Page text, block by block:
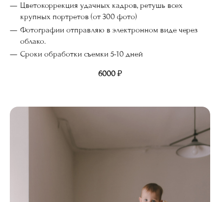
Цветокоррекция удачных кадров, ретушь всех
крупных портретов (от 300 фото)
Фотографии отправляю в электронном виде через
облако.
Сроки обработки съемки 5-10 дней
6000 ₽